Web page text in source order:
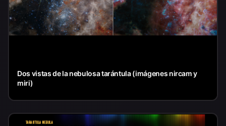
Dos vistas de la nebulosa tarántula (imágenes nircam y
miri)